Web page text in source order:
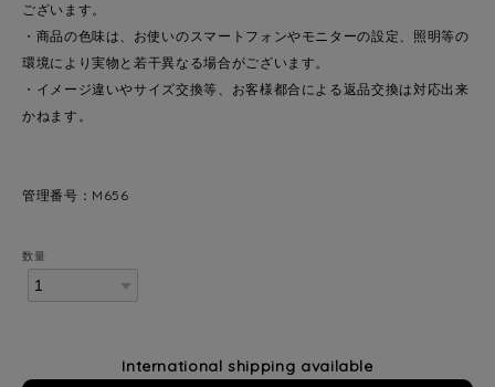
ございます。
・商品の色味は、お使いのスマートフォンやモニターの設定、照明等の
環境により実物と若干異なる場合がございます。
・イメージ違いやサイズ交換等、お客様都合による返品交換は対応出来
かねます。
管理番号：M656
数量
International shipping available